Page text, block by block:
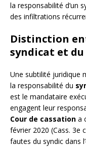
la responsabilité d’un
des infiltrations
Distinction
syndicat et du
Une subtilité juridique
la responsabilité du
est le mandataire
engagent leur
Cour de cassation a
février 2020 (Cass. 3e
fautes du syndic dans